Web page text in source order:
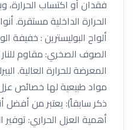
فقدان أو اكتساب الحرارة،
الحرارة الداخلية مستقرة.
ألواح البوليسترين : خفيفة
الصوف الصخري: مقاوم
المعرضة للحرارة العالية.
مواد طبيعية لها خصائص
ذكر سابقاً): يعتبر من أفضل
أهمية العزل الحراري: